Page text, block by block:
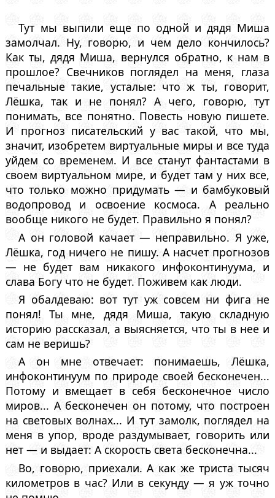
Тут мы выпили еще по одной и дядя Миша
замолчал. Ну, говорю, и чем дело кончилось?
Как ты, дядя Миша, вернулся обратно, к нам в
прошлое? Свечников поглядел на меня, глаза
печальные такие, усталые: что ж ты, говорит,
Лёшка, так и не понял? А чего, говорю, тут
понимать, все понятно. Повесть новую пишете.
И прогноз писательский у вас такой, что мы,
значит, изобретем виртуальные миры и все туда
уйдем со временем. И все станут фантастами в
своем виртуальном мире, и будет там у них все,
что только можно придумать — и бамбуковый
водопровод и освоение космоса. А реально
вообще никого не будет. Правильно я понял?
А он головой качает — неправильно. Я уже,
Лёшка, год ничего не пишу. А насчет прогнозов
— не будет вам никакого инфоконтинуума, и
слава Богу что не будет. Поживем как люди.
Я обалдеваю: вот тут уж совсем ни фига не
понял! Ты мне, дядя Миша, такую складную
историю рассказал, а выясняется, что ты в нее и
сам не веришь?
А он мне отвечает: понимаешь, Лёшка,
инфоконтинуум по природе своей бесконечен...
Потому и вмещает в себя бесконечное число
миров... А бесконечен он потому, что построен
на световых волнах... И тут замолк, поглядел на
меня в упор, вроде раздумывает, говорить или
нет — и выдает: А скорость света бесконечна...
Во, говорю, приехали. А как же триста тысяч
километров в час? Или в секунду — я уж точно